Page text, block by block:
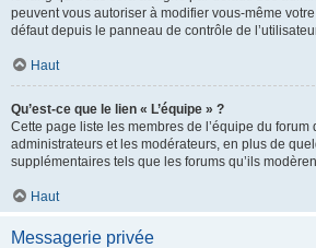
peuvent vous autoriser à modifier vous-même
défaut depuis le panneau de contrôle de
Haut
Qu’est-ce que le lien « L’équipe » ?
Cette page liste les membres de l’équipe du forum
administrateurs et les modérateurs, en plus de
supplémentaires tels que les forums qu’ils
Haut
Messagerie privée